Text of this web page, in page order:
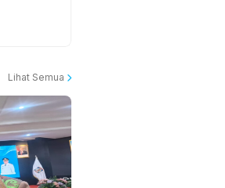
Lihat Semua